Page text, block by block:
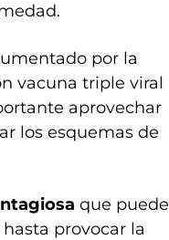
por la
vacuna triple viral
aprovechar
los esquemas de
que puede
provocar la